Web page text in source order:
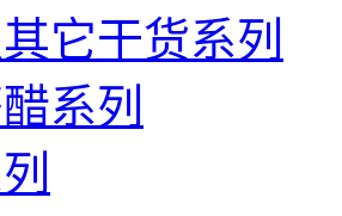
它干货系列
系列